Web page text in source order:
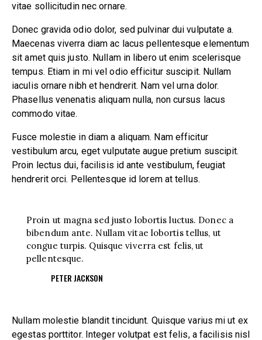
vitae sollicitudin nec ornare.
Donec gravida odio dolor, sed pulvinar dui vulputate a.
Maecenas viverra diam ac lacus pellentesque elementum
sit amet quis justo. Nullam in libero ut enim scelerisque
tempus. Etiam in mi vel odio efficitur suscipit. Nullam
iaculis ornare nibh et hendrerit. Nam vel urna dolor.
Phasellus venenatis aliquam nulla, non cursus lacus
commodo vitae.
Fusce molestie in diam a aliquam. Nam efficitur
vestibulum arcu, eget vulputate augue pretium suscipit.
Proin lectus dui, facilisis id ante vestibulum, feugiat
hendrerit orci. Pellentesque id lorem at tellus.
Proin ut magna sed justo lobortis luctus. Donec a
bibendum ante. Nullam vitae lobortis tellus, ut
congue turpis. Quisque viverra est felis, ut
pellentesque.
PETER JACKSON
Nullam molestie blandit tincidunt. Quisque varius mi ut ex
egestas porttitor. Integer volutpat est felis, a facilisis nisl